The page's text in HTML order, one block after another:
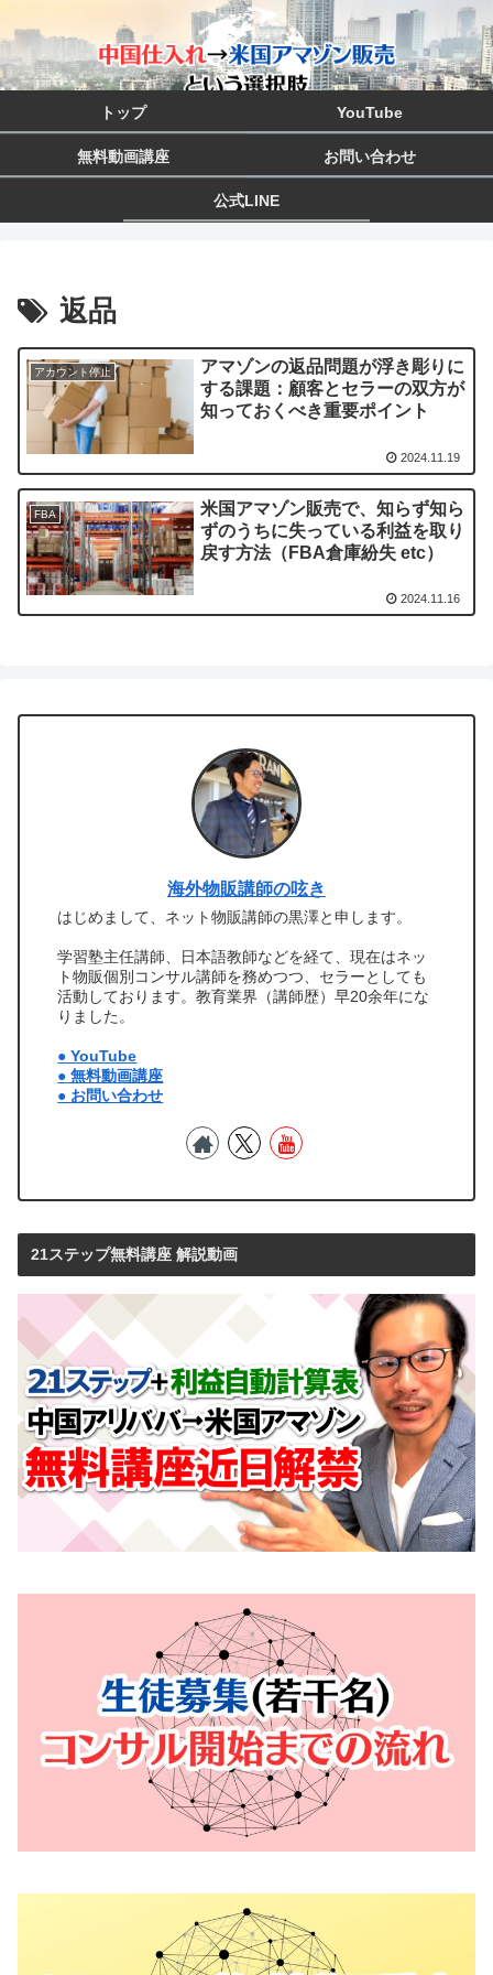
トップ YouTube
無料動画講座 お問い合わせ
公式LINE
返品
アカウント停止
アマゾンの返品問題が浮き彫りに
する課題：顧客とセラーの双方が
知っておくべき重要ポイント
2024.11.19
FBA
米国アマゾン販売で、知らず知ら
ずのうちに失っている利益を取り
戻す方法（FBA倉庫紛失 etc）
2024.11.16
海外物販講師の呟き
はじめまして、ネット物販講師の黒澤と申します。
学習塾主任講師、日本語教師などを経て、現在はネッ
ト物販個別コンサル講師を務めつつ、セラーとしても
活動しております。教育業界（講師歴）早20余年にな
りました。
● YouTube
● 無料動画講座
● お問い合わせ
21ステップ無料講座 解説動画